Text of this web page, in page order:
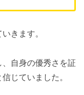
きます。
、自身の優秀さを証
じていました。